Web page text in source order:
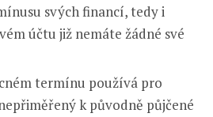
svých financí, tedy i
účtu již nemáte žádné své
termínu používá pro
k původně půjčené